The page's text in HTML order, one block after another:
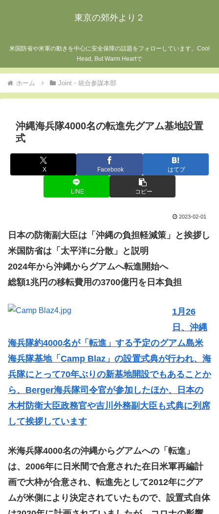
東京の郊外より２
米国防省や米軍の動きを中心に安全保障の話題をフォローしています。Cool
Head, But Warm Heartで
ホーム Joint・統合参謀本部
沖縄海兵隊4000名の転進先グアム基地設置
式
X Facebook はてブ
LINE コピー
2023-02-01
日本の防衛副大臣は「沖縄の負担軽減策」と挨拶し
米国防省は「太平洋に分散」と説明
2024年から沖縄からグアムへ転進開始へ
総額1兆円の移転費用の3700億円を日本負担
1月26
日、沖縄
海兵隊約4000名が「転進」する予定のグアム島米
海兵隊基地「Camp Blaz」の設置式典が行われ、海
兵隊にとって70年ぶりの新基地開設でもあることか
ら、Berger海兵隊司令官が参加したほか、日本の
木村防衛大臣政務官や吉川外務副大臣も式典に列席
して挨拶しています
米海兵隊4000名の沖縄からグアムへの「転進」
は、2006年に日米間で合意された在日米軍再編計
画で大枠が合意され、転進先として2012年にグア
ムが米側により決定されていたもので、設置式自体